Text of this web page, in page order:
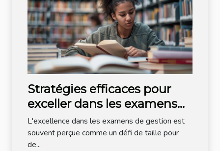
Stratégies efficaces pour
exceller dans les examens
de gestion
L'excellence dans les examens de gestion est
souvent perçue comme un défi de taille pour
de...